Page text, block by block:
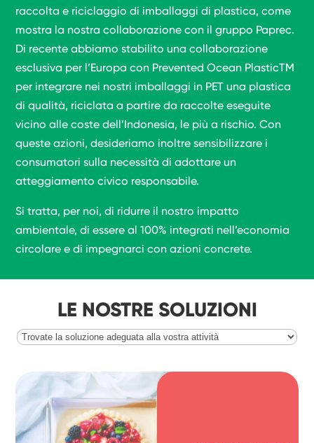
raccolta e riciclaggio di imballaggi di plastica, come
mostra la nostra collaborazione con il gruppo Paprec.
Di recente abbiamo stabilito una collaborazione
esclusiva per l’Europa con Prevented Ocean PlasticTM
per integrare nei nostri imballaggi in PET una plastica
di qualità, riciclata a partire da raccolte eseguite
vicino alle coste dell’Indonesia, le più a rischio. Con
queste azioni, desideriamo inoltre sensibilizzare i
consumatori sulla necessità di adottare un
atteggiamento civico responsabile.
Si tratta, per noi, di ridurre il nostro impatto
ambientale, di essere al 100% integrati nell’economia
circolare e di impegnarci con azioni concrete.
LE NOSTRE SOLUZIONI